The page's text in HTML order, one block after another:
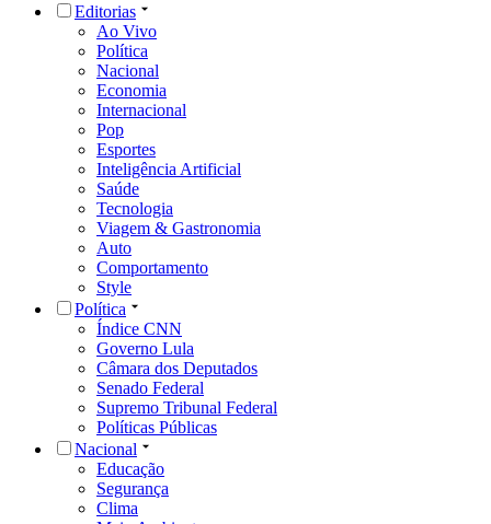
Editorias
Ao Vivo
Política
Nacional
Economia
Internacional
Pop
Esportes
Inteligência Artificial
Saúde
Tecnologia
Viagem & Gastronomia
Auto
Comportamento
Style
Política
Índice CNN
Governo Lula
Câmara dos Deputados
Senado Federal
Supremo Tribunal Federal
Políticas Públicas
Nacional
Educação
Segurança
Clima